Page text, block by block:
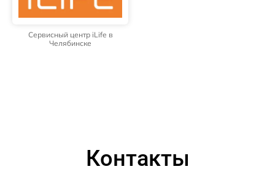
Сервисный центр iLife в
Челябинске
Контакты